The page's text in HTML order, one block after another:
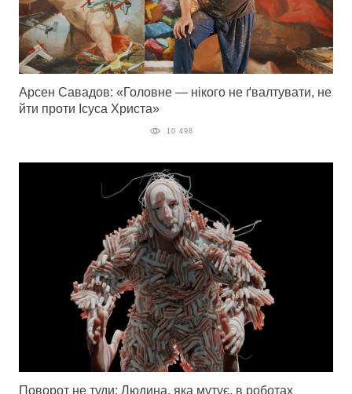
Арсен Савадов: «Головне — нікого не ґвалтувати, не
йти проти Ісуса Христа»
10 498
Поворот не туди: Людина, яка мутує, в роботах